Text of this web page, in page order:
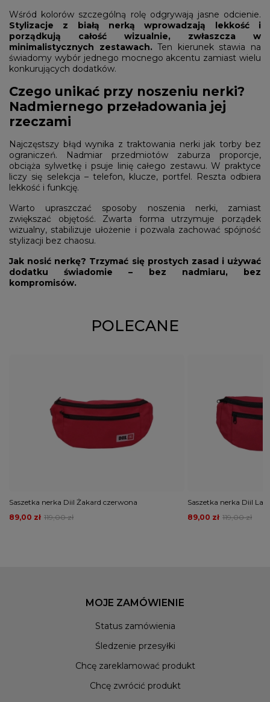
Wśród kolorów szczególną rolę odgrywają jasne odcienie.
Stylizacje z białą nerką wprowadzają lekkość i
porządkują całość wizualnie, zwłaszcza w
minimalistycznych zestawach. Ten kierunek stawia na
świadomy wybór jednego mocnego akcentu zamiast wielu
konkurujących dodatków.
Czego unikać przy noszeniu nerki?
Nadmiernego przeładowania jej
rzeczami
Najczęstszy błąd wynika z traktowania nerki jak torby bez
ograniczeń. Nadmiar przedmiotów zaburza proporcje,
obciąża sylwetkę i psuje linię całego zestawu. W praktyce
liczy się selekcja – telefon, klucze, portfel. Reszta odbiera
lekkość i funkcję.
Warto upraszczać sposoby noszenia nerki, zamiast
zwiększać objętość. Zwarta forma utrzymuje porządek
wizualny, stabilizuje ułożenie i pozwala zachować spójność
stylizacji bez chaosu.
Jak nosić nerkę? Trzymać się prostych zasad i używać
dodatku świadomie – bez nadmiaru, bez
kompromisów.
POLECANE
Saszetka nerka Diil Żakard czerwona
119,00 zł
89,00 zł
Saszetka nerka Diil
119,00 zł
89,00 zł
MOJE ZAMÓWIENIE
Status zamówienia
Śledzenie przesyłki
Chcę zareklamować produkt
Chcę zwrócić produkt